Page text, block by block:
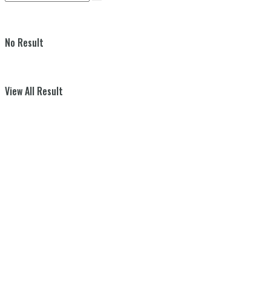
No Result
View All Result